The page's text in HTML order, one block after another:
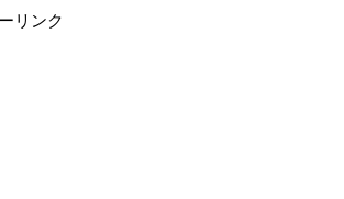
リンク